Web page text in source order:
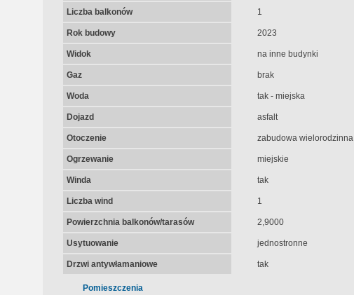
Liczba balkonów 1
Rok budowy 2023
Widok na inne budynki
Gaz brak
Woda tak - miejska
Dojazd asfalt
Otoczenie zabudowa wielorodzinna
Ogrzewanie miejskie
Winda tak
Liczba wind 1
Powierzchnia balkonów/tarasów 2,9000
Usytuowanie jednostronne
Drzwi antywłamaniowe tak
Pomieszczenia